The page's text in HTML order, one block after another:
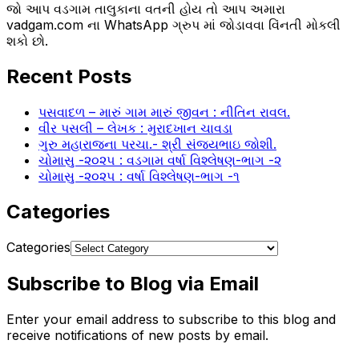
જો આપ વડગામ તાલુકાના વતની હોય તો આપ અમારા
vadgam.com ના WhatsApp ગ્રુપ માં જોડાવવા વિંનતી મોકલી
શકો છો.
Recent Posts
પસવાદળ – મારું ગામ મારું જીવન : નીતિન રાવલ.
વીર પસલી – લેખક : મુરાદખાન ચાવડા
ગુરુ મહારાજના પરચા.- શ્રી સંજયભાઇ જોશી.
ચોમાસુ -૨૦૨૫ : વડગામ વર્ષા વિશ્લેષણ-ભાગ -૨
ચોમાસુ -૨૦૨૫ : વર્ષા વિશ્લેષણ-ભાગ -૧
Categories
Categories
Subscribe to Blog via Email
Enter your email address to subscribe to this blog and
receive notifications of new posts by email.